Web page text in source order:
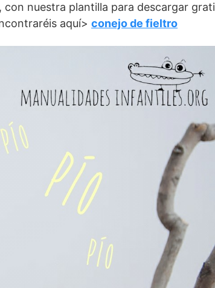
nuestra plantilla para descargar
aquí> conejo de fieltro